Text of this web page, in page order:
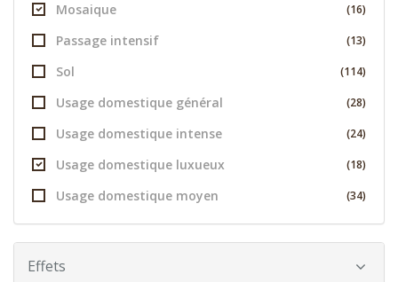
Mosaique (16)
Passage intensif (13)
Sol (114)
Usage domestique général (28)
Usage domestique intense (24)
Usage domestique luxueux (18)
Usage domestique moyen (34)
Effets